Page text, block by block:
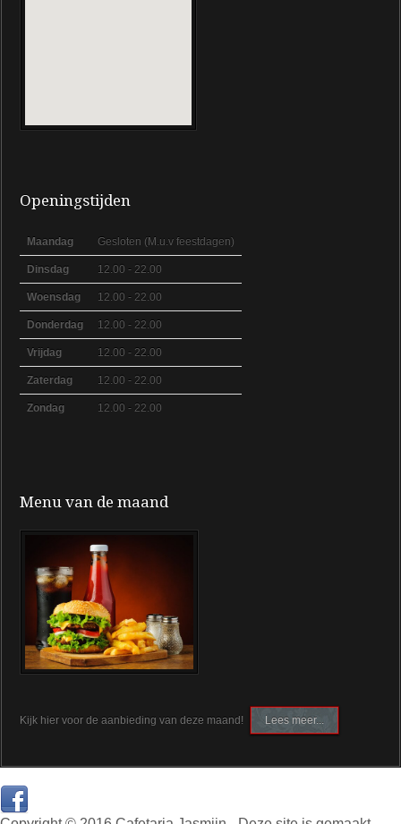
Openingstijden
Maandag Gesloten (M.u.v feestdagen)
Dinsdag 12.00 - 22.00
Woensdag 12.00 - 22.00
Donderdag 12.00 - 22.00
Vrijdag 12.00 - 22.00
Zaterdag 12.00 - 22.00
Zondag 12.00 - 22.00
Menu van de maand
Kijk hier voor de aanbieding van deze maand! Lees meer...